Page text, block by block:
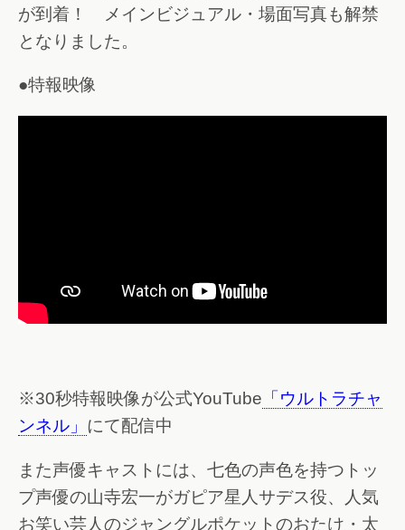
が到着！ メインビジュアル・場面写真も解禁
となりました。
●特報映像
※30秒特報映像が公式YouTube 「ウルトラチャ
ンネル」 にて配信中
また声優キャストには、七色の声色を持つトッ
プ声優の山寺宏一がガピア星人サデス役、人気
お笑い芸人のジャングルポケットのおたけ・太